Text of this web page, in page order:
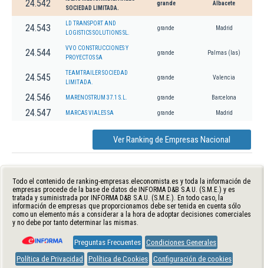
24.542
SOCIEDAD LIMITADA.
grande Albacete
24.543
LD TRANSPORT AND
LOGISTICS SOLUTIONS SL.
grande Madrid
24.544
VVO CONSTRUCCIONES Y
PROYECTOS SA
grande Palmas (las)
24.545
TEAMTRAILER SOCIEDAD
LIMITADA.
grande Valencia
24.546 MARENOSTRUM 37.1 S.L. grande Barcelona
24.547 MARCAS VIALES SA grande Madrid
Ver Ranking de Empresas Nacional
Todo el contenido de ranking-empresas.eleconomista.es y toda la información de
empresas procede de la base de datos de INFORMA D&B S.A.U. (S.M.E.) y es
tratada y suministrada por INFORMA D&B S.A.U. (S.M.E.). En todo caso, la
información de empresas que proporcionamos debe ser tenida en cuenta sólo
como un elemento más a considerar a la hora de adoptar decisiones comerciales
y no debe por tanto determinar las mismas.
Preguntas Frecuentes Condiciones Generales
Política de Privacidad
Política de Cookies Configuración de cookies